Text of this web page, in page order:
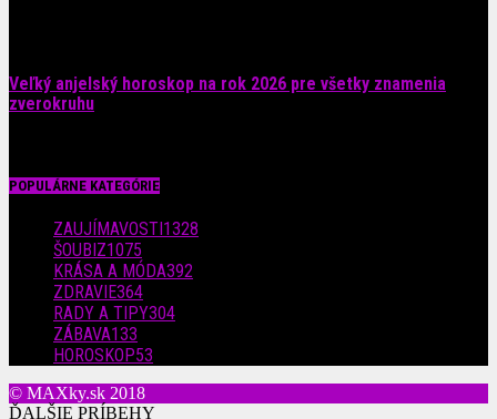
Veľký anjelský horoskop na rok 2026 pre všetky znamenia
zverokruhu
POPULÁRNE KATEGÓRIE
ZAUJÍMAVOSTI 1328
ŠOUBIZ1075
KRÁSA A MÓDA392
ZDRAVIE364
RADY A TIPY304
ZÁBAVA133
HOROSKOP53
© MAXky.sk 2018
ĎALŠIE PRÍBEHY